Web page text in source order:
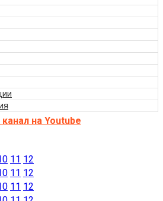
на Youtube
11 12
11 12
11 12